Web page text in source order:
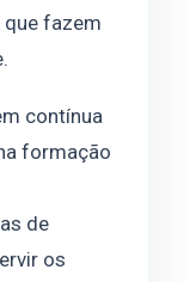
fazem
contínua
formação
de
os